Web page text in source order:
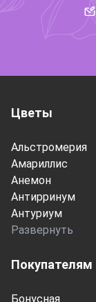
Покупателям
Бонусная
Цветы
Альстромерия
Амариллис
Анемон
Антирринум
Антуриум
Развернуть